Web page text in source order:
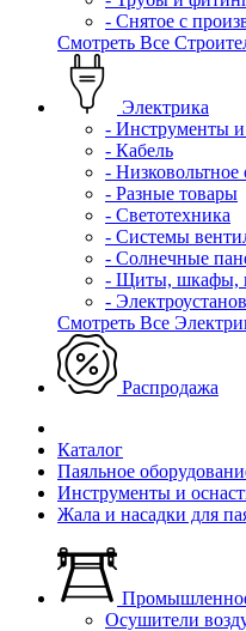
- Снятое с
Смотреть Все
Электрика
- Инструменты
- Кабель
- Низковольтное
- Разные товары
- Светотехника
- Системы
- Солнечные
- Щиты, шкафы,
-
Смотреть Все
Распродажа
Каталог
Паяльное
Инструменты и
Жала и насадки для
Осушители